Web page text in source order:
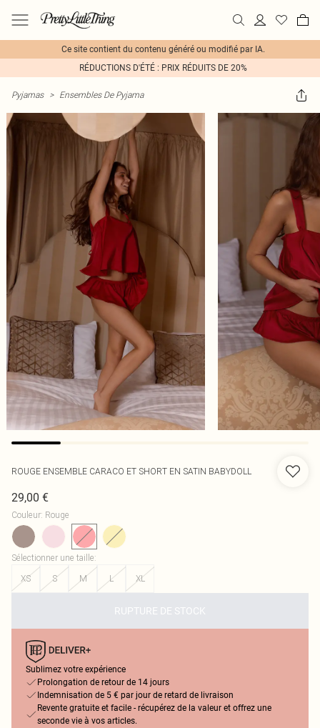
Ce site contient du contenu généré ou modifié par IA.
RÉDUCTIONS D'ÉTÉ : PRIX RÉDUITS DE 20%
Pyjamas > Ensembles De Pyjama
ROUGE ENSEMBLE CARACO ET SHORT EN SATIN BABYDOLL
29,00 €
Couleur: Rouge
Sélectionner une taille:
XS
S M L XL
RUPTURE DE STOCK
Sublimez votre expérience
Prolongation de retour de 14 jours
Indemnisation de 5 € par jour de retard de livraison
Revente gratuite et facile - récupérez de la valeur et offrez une
seconde vie à vos articles.